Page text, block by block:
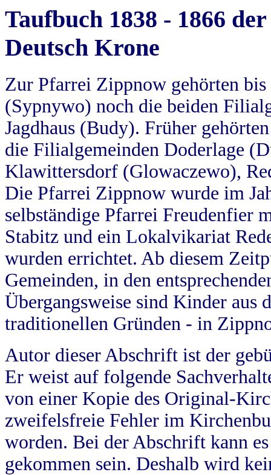
Taufbuch 1838 - 1866
Deutsch Krone
Zur Pfarrei Zippnow gehörten
(Sypnywo) noch die beiden
Jagdhaus (Budy). Früher
die Filialgemeinden Doderlage
Klawittersdorf (Glowaczewo),
Die Pfarrei Zippnow wurde im
selbständige Pfarrei Freudenfier
Stabitz und ein Lokalvikariat
wurden errichtet. Ab diesem
Gemeinden, in den
Übergangsweise sind Kinder aus
traditionellen Gründen - in
Autor dieser Abschrift ist der
Er weist auf folgende
von einer Kopie des Original-
zweifelsfreie Fehler im
worden. Bei der Abschrift kann
gekommen sein. Deshalb wird